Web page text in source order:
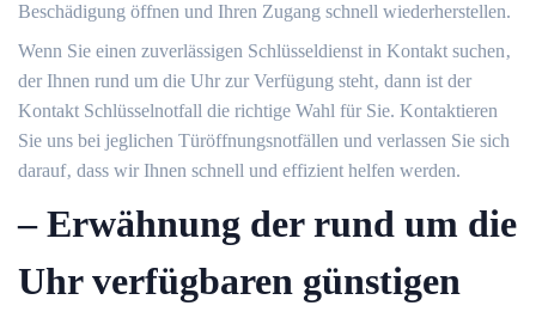
Beschädigung öffnen und Ihren Zugang schnell wiederherstellen.​
Wenn Sie einen zuverlässigen Schlüsseldienst in Kontakt suchen‚
der Ihnen rund um die Uhr zur Verfügung steht‚ dann ist der
Kontakt Schlüsselnotfall die richtige Wahl für Sie.​ Kontaktieren
Sie uns bei jeglichen Türöffnungsnotfällen und verlassen Sie sich
darauf‚ dass wir Ihnen schnell und effizient helfen werden.​
– Erwähnung der rund um die
Uhr verfügbaren günstigen